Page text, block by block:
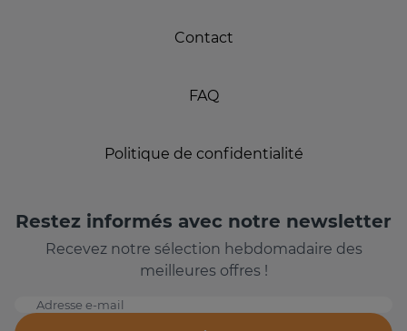
Contact
FAQ
Politique de confidentialité
Restez informés avec notre newsletter
Recevez notre sélection hebdomadaire des
meilleures offres !
Adresse e-mail